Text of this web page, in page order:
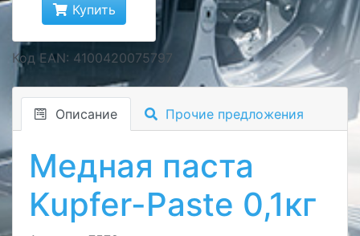
Купить
Код EAN: 4100420075797
Описание Прочие предложения
Медная паста
Kupfer-Paste 0,1кг